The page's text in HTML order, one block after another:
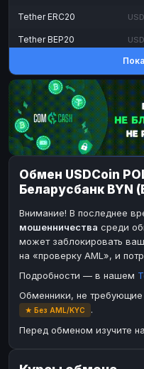
Tether ERC20
Tether BEP20
Toncoin
Dogecoin
TRX
Bitcoin Cash
BinanceCoin
Ether Classic
Ripple
Paxum
Perfect Money
Payoneer
Обмен USDCoin
Беларусбанк BYN
Внимание! В последнее
мошенничества среди
может заблокировать
на «проверку AML», и
Подробности — в нашем
Обменники, не
★ Без AML/KYC
.
Перед обменом изучите